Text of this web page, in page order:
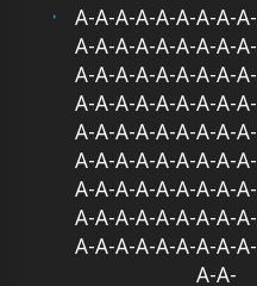
A-A-A-A-A-A-A-A-
A-A-A-A-A-A-A-A-
A-A-A-A-A-A-A-A-
A-A-A-A-A-A-A-A-
A-A-A-A-A-A-A-A-
A-A-A-A-A-A-A-A-
A-A-A-A-A-A-A-A-
A-A-A-A-A-A-A-A-
A-A-A-A-A-A-A-A-
A-A-